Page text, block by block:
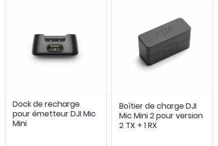
Dock de recharge
pour émetteur DJI Mic
Mini
Boîtier de charge DJI
Mic Mini 2 pour version
2 TX + 1 RX